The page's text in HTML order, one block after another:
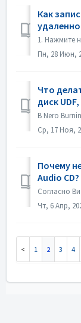
Как
Пн, 28 Июн,
Что
диск
Ср, 17 Ноя,
Почему
Audio CD?
Чт, 6 Апр,
1 2 3 4